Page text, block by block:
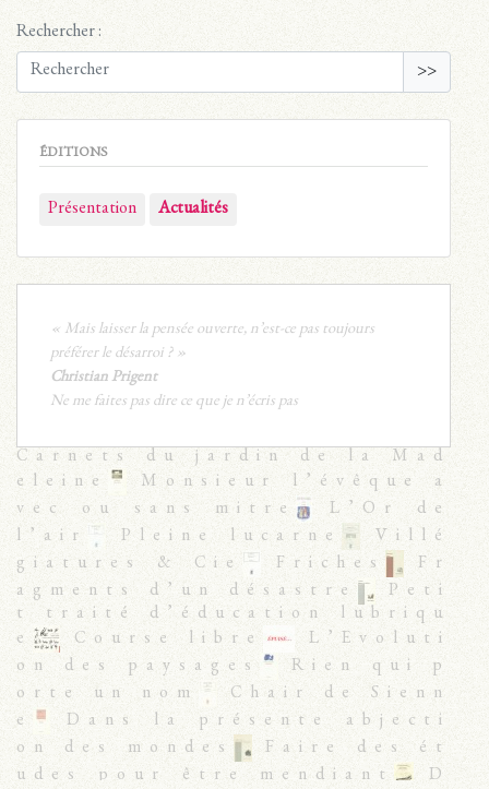
Rechercher :
>>
ÉDITIONS
Présentation Actualités
« Mais laisser la pensée ouverte, n’est-ce pas toujours
préférer le désarroi ? »
Christian Prigent
Ne me faites pas dire ce que je n’écris pas
Carnets du jardin de la Mad
eleine
Monsieur l’évêque a
vec ou sans mitre
L’Or de
l’air
Pleine lucarne
Villé
giatures & Cie
Friches
Fr
agments d’un désastre
Peti
t traité d’éducation lubriqu
e
Course libre
L’Evoluti
on des paysages
Rien qui p
orte un nom
Chair de Sienn
e
Dans la présente abjecti
on des mondes
Faire des ét
udes pour être mendiant
D